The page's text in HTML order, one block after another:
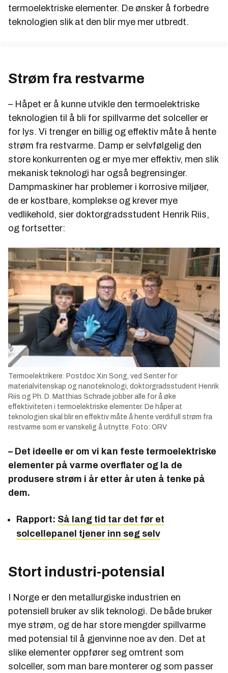
termoelektriske elementer. De ønsker å forbedre
teknologien slik at den blir mye mer utbredt.
Strøm fra restvarme
– Håpet er å kunne utvikle den termoelektriske
teknologien til å bli for spillvarme det solceller er
for lys. Vi trenger en billig og effektiv måte å hente
strøm fra restvarme. Damp er selvfølgelig den
store konkurrenten og er mye mer effektiv, men slik
mekanisk teknologi har også begrensinger.
Dampmaskiner har problemer i korrosive miljøer,
de er kostbare, komplekse og krever mye
vedlikehold, sier doktorgradsstudent Henrik Riis,
og fortsetter:
Termoelektrikere: Postdoc Xin Song, ved Senter for
materialvitenskap og nanoteknologi, doktorgradsstudent Henrik
Riis og Ph. D. Matthias Schrade jobber alle for å øke
effektiviteten i termoelektriske elementer. De håper at
teknologien skal blir en effektiv måte å hente verdifull strøm fra
restvarme som er vanskelig å utnytte. Foto: ORV
– Det ideelle er om vi kan feste termoelektriske
elementer på varme overflater og la de
produsere strøm i år etter år uten å tenke på
dem.
Rapport: Så lang tid tar det før et
solcellepanel tjener inn seg selv
Stort industri-potensial
I Norge er den metallurgiske industrien en
potensiell bruker av slik teknologi. De både bruker
mye strøm, og de har store mengder spillvarme
med potensial til å gjenvinne noe av den. Det at
slike elementer oppfører seg omtrent som
solceller, som man bare monterer og som passer